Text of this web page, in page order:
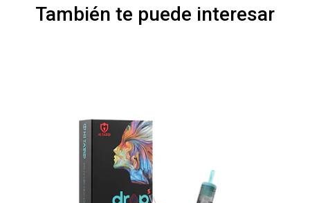
También te puede interesar